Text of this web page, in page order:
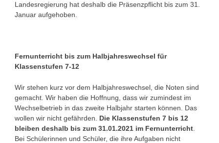
Landesregierung hat deshalb die Präsenzpflicht bis zum 31.
Januar aufgehoben.
Fernunterricht bis zum Halbjahreswechsel für
Klassenstufen 7-12
Wir stehen kurz vor dem Halbjahreswechsel, die Noten sind
gemacht. Wir haben die Hoffnung, dass wir zumindest im
Wechselbetrieb in das zweite Halbjahr starten können. Das
wollen wir nicht gefährden. Die Klassenstufen 7 bis 12
bleiben deshalb bis zum 31.01.2021 im Fernunterricht
Bei Schülerinnen und Schüler, die ihre Aufgaben nicht